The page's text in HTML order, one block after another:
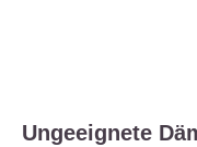
Ungeeignete